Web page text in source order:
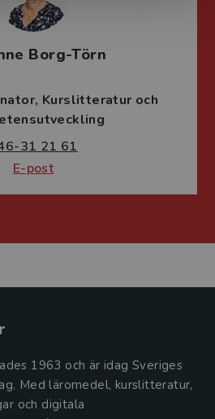
Borg-Törn
Kurslitteratur och
31 21 61
E-post
1963 och är idag Sveriges
Med läromedel, kurslitteratur,
och digitala